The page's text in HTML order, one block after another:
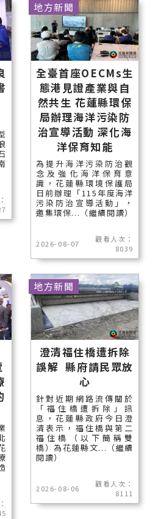
全臺首座OECMs生
態港見證產業與自
然共生 花蓮縣環保
局辦理海洋污染防
治宣導活動 深化海
洋保育知能
為提升海洋污染防治觀
念及強化海洋保育意
識，花蓮縣環境保護局
日前辦理「115年度海洋
污染防治宣導活動」，
邀集環保...（繼續閱讀）
2026-08-07
觀看人次：
8039
地方新聞
澄清福住橋遭拆除
誤解 縣府請民眾放
心
針對近期網路流傳關於
「福住橋遭拆除」訊
息，花蓮縣政府今日澄
清表示，福住橋與第二
福住橋（以下簡稱雙
橋）為花蓮縣文...（繼續
閱讀）
2026-08-06
觀看人次：
8111
地方新聞